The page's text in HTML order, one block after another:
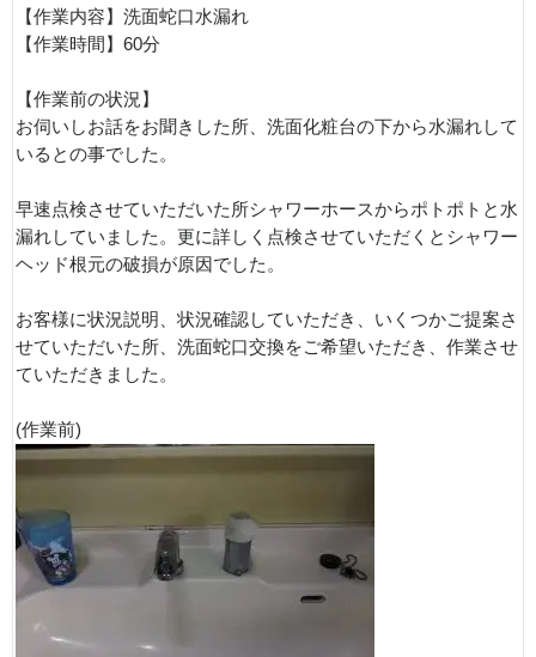
【作業内容】洗面蛇口水漏れ
【作業時間】60分
【作業前の状況】
お伺いしお話をお聞きした所、洗面化粧台の下から水漏れして
いるとの事でした。
早速点検させていただいた所シャワーホースからポトポトと水
漏れしていました。更に詳しく点検させていただくとシャワー
ヘッド根元の破損が原因でした。
お客様に状況説明、状況確認していただき、いくつかご提案さ
せていただいた所、洗面蛇口交換をご希望いただき、作業させ
ていただきました。
(作業前)